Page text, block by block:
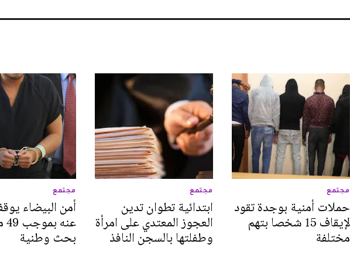
مجتمع
حملات أمنية بوجدة تقود
لإيقاف 15 شخصا بتهم
مختلفة
مجتمع
ابتدائية تطوان تدين
العجوز المعتدي على امرأة
وطفلتها بالسجن النافذ
مجتمع
أمن البيضاء
بحث وطنية